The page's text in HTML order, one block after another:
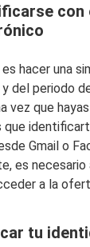
con
hacer una
del periodo
vez que
que
Gmail o
es necesario
a la
tu